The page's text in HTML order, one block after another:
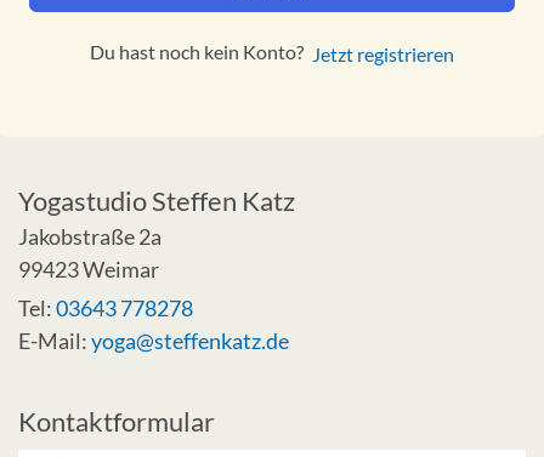
Du hast noch kein Konto? Jetzt registrieren
Yogastudio Steffen Katz
Jakobstraße 2a
99423 Weimar
Tel:03643 778278
E-Mail:yoga@steffenkatz.de
Kontaktformular